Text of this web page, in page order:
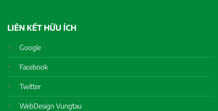
LIÊN KẾT HỮU ÍCH
Google
Facebook
Twitter
WebDesign Vungtau